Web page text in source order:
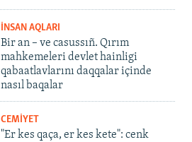
İNSAN AQLARI
Bir an – ve casussıñ. Qırım
mahkemeleri devlet hainligi
qabaatlavlarını daqqalar içinde
nasıl baqalar
CEMİYET
"Er kes qaça, er kes kete": cenk